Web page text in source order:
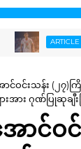
ARTICLE ကွက်လပ်
ာင်ဝင်းသန်း (၂၇)
းအား ဂုဏ်ပြုဆုချီ
ာင်ဝ